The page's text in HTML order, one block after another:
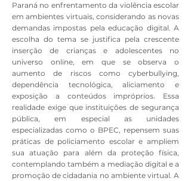
Paraná no enfrentamento da violência escolar
em ambientes virtuais, considerando as novas
demandas impostas pela educação digital. A
escolha do tema se justifica pela crescente
inserção de crianças e adolescentes no
universo online, em que se observa o
aumento de riscos como cyberbullying,
dependência tecnológica, aliciamento e
exposição a conteúdos impróprios. Essa
realidade exige que instituições de segurança
pública, em especial as unidades
especializadas como o BPEC, repensem suas
práticas de policiamento escolar e ampliem
sua atuação para além da proteção física,
contemplando também a mediação digital e a
promoção de cidadania no ambiente virtual. A